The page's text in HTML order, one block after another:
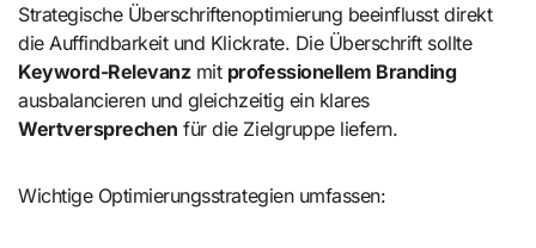
Strategische Überschriftenoptimierung beeinflusst direkt
die Auffindbarkeit und Klickrate. Die Überschrift sollte
Keyword-Relevanzmit professionellem Branding
ausbalancieren und gleichzeitig ein klares
Wertversprechen für die Zielgruppe liefern.
Wichtige Optimierungsstrategien umfassen: